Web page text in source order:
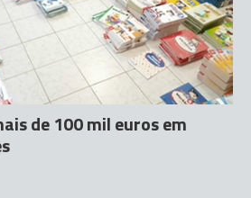
de 100 mil euros em